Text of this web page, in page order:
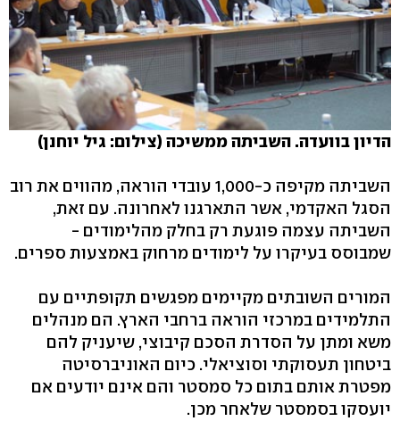
הדיון בוועדה. השביתה ממשיכה (צילום: גיל יוחנן)
השביתה מקיפה כ-1,000 עובדי הוראה, מהווים את רוב
הסגל האקדמי, אשר התארגנו לאחרונה. עם זאת,
השביתה עצמה פוגעת רק בחלק מהלימודים -
שמבוסס בעיקרו על לימודים מרחוק באמצעות ספרים.
המורים השובתים מקיימים מפגשים תקופתיים עם
התלמידים במרכזי הוראה ברחבי הארץ. הם מנהלים
משא ומתן על הסדרת הסכם קיבוצי, שיעניק להם
ביטחון תעסוקתי וסוציאלי. כיום האוניברסיטה
מפטרת אותם בתום כל סמסטר והם אינם יודעים אם
יועסקו בסמסטר שלאחר מכן.